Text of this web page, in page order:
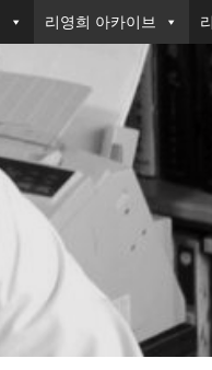
리영희 아카이브